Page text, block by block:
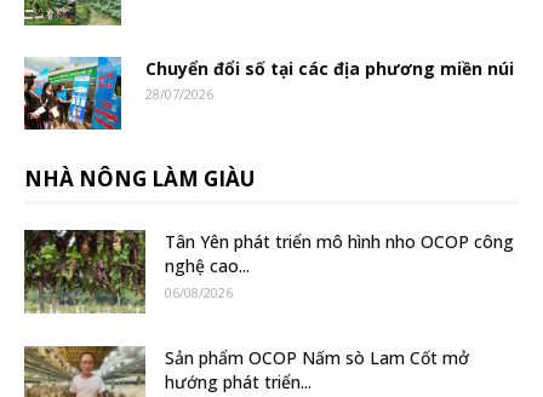
Chuyển đổi số tại các địa phương miền núi
28/07/2026
NHÀ NÔNG LÀM GIÀU
Tân Yên phát triển mô hình nho OCOP công
nghệ cao...
06/08/2026
Sản phẩm OCOP Nấm sò Lam Cốt mở
hướng phát triển...